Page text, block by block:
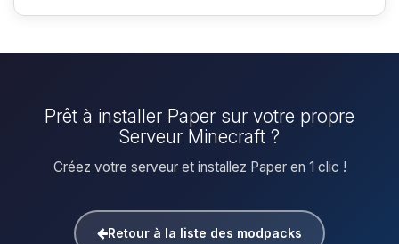
Prêt à installer Paper sur votre propre
Serveur Minecraft ?
Créez votre serveur et installez Paper en 1 clic !
Retour à la liste des modpacks